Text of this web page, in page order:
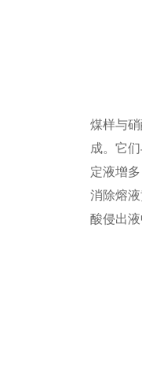
煤样与
成。它
定液增
消除熔
酸侵出